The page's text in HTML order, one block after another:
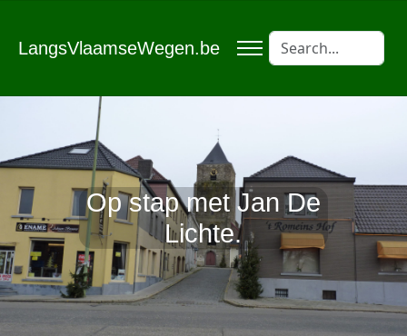
LangsVlaamseWegen.be
Op stap met Jan De
Lichte.